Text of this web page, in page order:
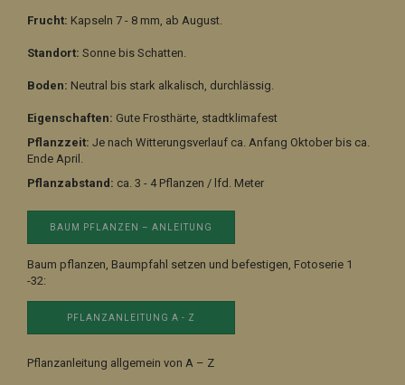
Frucht: Kapseln 7 - 8 mm, ab August.
Standort: Sonne bis Schatten.
Boden: Neutral bis stark alkalisch, durchlässig.
Eigenschaften: Gute Frosthärte, stadtklimafest
Pflanzzeit: Je nach Witterungsverlauf ca. Anfang Oktober bis ca.
Ende April.
Pflanzabstand: ca. 3 - 4 Pflanzen / lfd. Meter
BAUM PFLANZEN – ANLEITUNG
Baum pflanzen, Baumpfahl setzen und befestigen, Fotoserie 1
-32:
PFLANZANLEITUNG A - Z
Pflanzanleitung allgemein von A – Z